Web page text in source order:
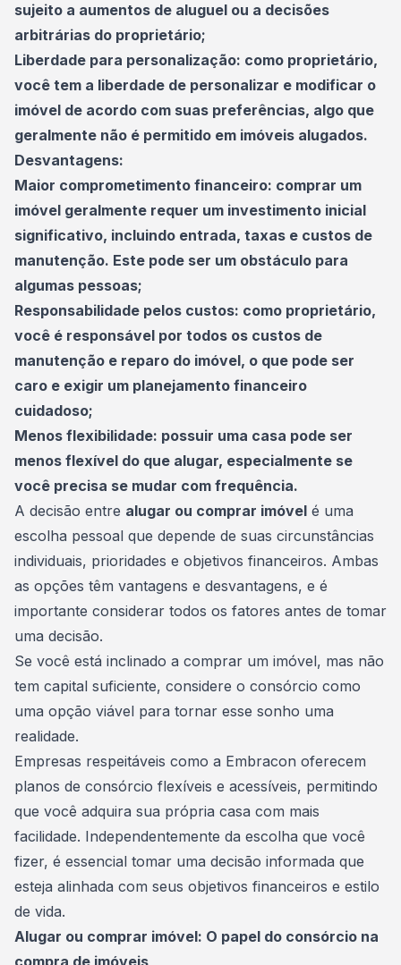
sujeito a aumentos de aluguel ou a decisões
arbitrárias do proprietário;
Liberdade para personalização: como proprietário,
você tem a liberdade de personalizar e modificar o
imóvel de acordo com suas preferências, algo que
geralmente não é permitido em imóveis alugados.
Desvantagens:
Maior comprometimento financeiro: comprar um
imóvel geralmente requer um investimento inicial
significativo, incluindo entrada, taxas e custos de
manutenção. Este pode ser um obstáculo para
algumas pessoas;
Responsabilidade pelos custos: como proprietário,
você é responsável por todos os custos de
manutenção e reparo do imóvel, o que pode ser
caro e exigir um planejamento financeiro
cuidadoso;
Menos flexibilidade: possuir uma casa pode ser
menos flexível do que alugar, especialmente se
você precisa se mudar com frequência.
A decisão entre alugar ou comprar imóvel é uma
escolha pessoal que depende de suas circunstâncias
individuais, prioridades e objetivos financeiros. Ambas
as opções têm vantagens e desvantagens, e é
importante considerar todos os fatores antes de tomar
uma decisão.
Se você está inclinado a comprar um imóvel, mas não
tem capital suficiente, considere o consórcio como
uma opção viável para tornar esse sonho uma
realidade.
Empresas respeitáveis como a Embracon oferecem
planos de consórcio flexíveis e acessíveis, permitindo
que você adquira sua própria casa com mais
facilidade. Independentemente da escolha que você
fizer, é essencial tomar uma decisão informada que
esteja alinhada com seus objetivos financeiros e estilo
de vida.
Alugar ou comprar imóvel: O papel do consórcio na
compra de imóveis